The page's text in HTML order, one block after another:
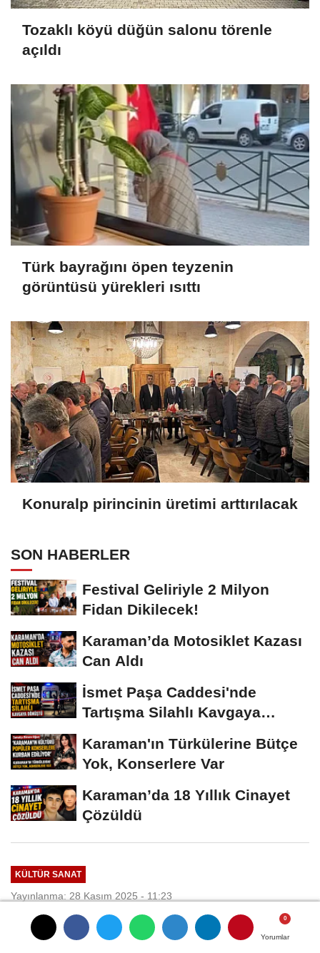
Yorumlar
Yorumlar
Yorumlar
Tozaklı köyü düğün salonu törenle
açıldı
Türk bayrağını öpen teyzenin
görüntüsü yürekleri ısıttı
Konuralp pirincinin üretimi arttırılacak
SON HABERLER
Festival Geliriyle 2 Milyon
Fidan Dikilecek!
Karaman’da Motosiklet Kazası
Can Aldı
İsmet Paşa Caddesi'nde
Tartışma Silahlı Kavgaya
Karaman'ın Türkülerine Bütçe
Yok, Konserlere Var
Karaman’da 18 Yıllık Cinayet
Çözüldü
KÜLTÜR SANAT
Yayınlanma: 28 Kasım 2025 - 11:23
Bursa'da Edebiyat şöleni başladı
Yorumlar